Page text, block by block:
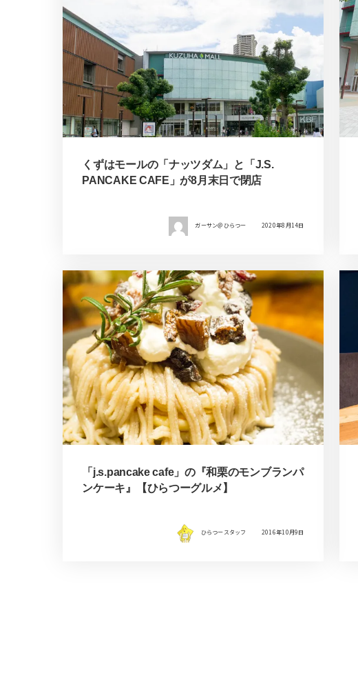
くずはモールの「ナッツダム」と「J.S.
PANCAKE CAFE」が8月末日で閉店
ガーサン＠ひらつー 2020年8月14日
「j.s.pancake cafe」の『和栗のモンブランパ
ンケーキ』【ひらつーグルメ】
ひらつースタッフ 2016年10月9日